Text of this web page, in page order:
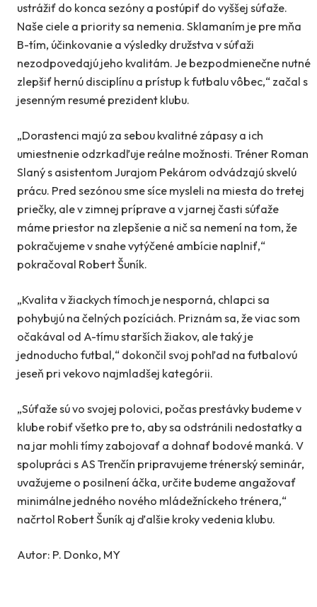
ustrážiť do konca sezóny a postúpiť do vyššej súťaže.
Naše ciele a priority sa nemenia. Sklamaním je pre mňa
B-tím, účinkovanie a výsledky družstva v súťaži
nezodpovedajú jeho kvalitám. Je bezpodmienečne nutné
zlepšiť hernú disciplínu a prístup k futbalu vôbec,“ začal s
jesenným resumé prezident klubu.
„Dorastenci majú za sebou kvalitné zápasy a ich
umiestnenie odzrkadľuje reálne možnosti. Tréner Roman
Slaný s asistentom Jurajom Pekárom odvádzajú skvelú
prácu. Pred sezónou sme síce mysleli na miesta do tretej
priečky, ale v zimnej príprave a v jarnej časti súťaže
máme priestor na zlepšenie a nič sa nemení na tom, že
pokračujeme v snahe vytýčené ambície naplniť,“
pokračoval Robert Šuník.
„Kvalita v žiackych tímoch je nesporná, chlapci sa
pohybujú na čelných pozíciách. Priznám sa, že viac som
očakával od A-tímu starších žiakov, ale taký je
jednoducho futbal,“ dokončil svoj pohľad na futbalovú
jeseň pri vekovo najmladšej kategórii.
„Súťaže sú vo svojej polovici, počas prestávky budeme v
klube robiť všetko pre to, aby sa odstránili nedostatky a
na jar mohli tímy zabojovať a dohnať bodové manká. V
spolupráci s AS Trenčín pripravujeme trénerský seminár,
uvažujeme o posilnení áčka, určite budeme angažovať
minimálne jedného nového mládežníckeho trénera,“
načrtol Robert Šuník aj ďalšie kroky vedenia klubu.
Autor: P. Donko, MY